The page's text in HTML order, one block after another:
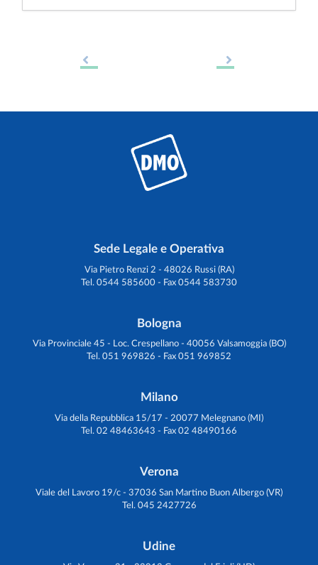
Sede Legale e Operativa
Via Pietro Renzi 2 - 48026 Russi (RA)
Tel. 0544 585600 - Fax 0544 583730
Bologna
Via Provinciale 45 - Loc. Crespellano - 40056 Valsamoggia (BO)
Tel. 051 969826 - Fax 051 969852
Milano
Via della Repubblica 15/17 - 20077 Melegnano (MI)
Tel. 02 48463643 - Fax 02 48490166
Verona
Viale del Lavoro 19/c - 37036 San Martino Buon Albergo (VR)
Tel. 045 2427726
Udine